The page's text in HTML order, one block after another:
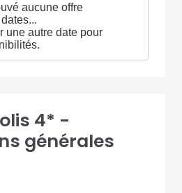
aucune offre
une autre date pour
4* -
générales